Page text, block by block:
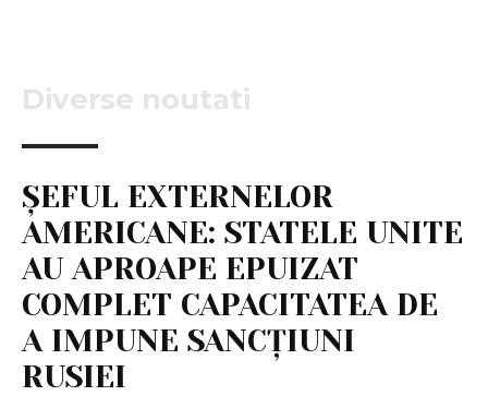
Diverse noutati
ȘEFUL EXTERNELOR
AMERICANE: STATELE UNITE
AU APROAPE EPUIZAT
COMPLET CAPACITATEA DE
A IMPUNE SANCȚIUNI
RUSIEI